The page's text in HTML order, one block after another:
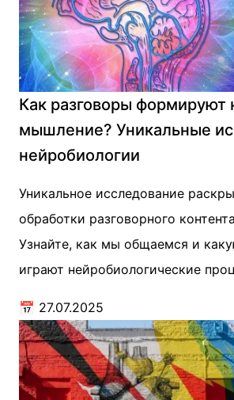
Как разговоры формируют
мышление? Уникальные
нейробиологии
Уникальное исследование
обработки разговорного
Узнайте, как мы общаемся и
играют нейробиологические
📅 27.07.2025